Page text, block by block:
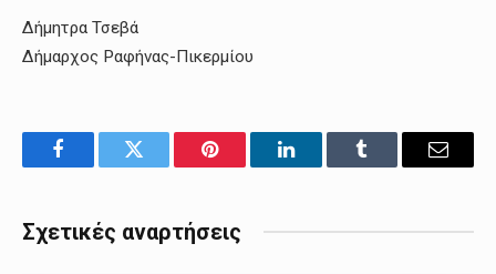
Δήμητρα Τσεβά
Δήμαρχος Ραφήνας-Πικερμίου
FacebookTwitter Pinterest LinkedInTumblr Email
Σχετικές αναρτήσεις